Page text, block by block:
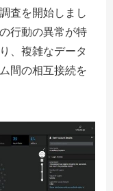
査を開始しまし
行動の異常が特
、複雑なデータ
間の相互接続を